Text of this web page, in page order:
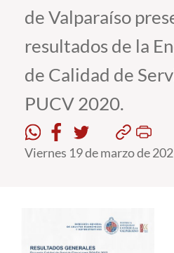
Pregrado
Estudiantes
Académicos
Funcionarios
English
de Valparaíso
resultados de la
de Calidad de
PUCV 2020.
Viernes 19 de marzo de